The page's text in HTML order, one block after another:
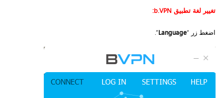
تغيير لغة تطبيق b.VPN
:
اضغط زر “Language
”.